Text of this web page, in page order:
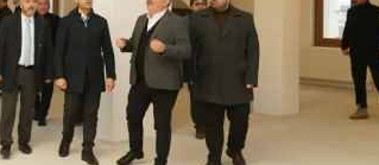
Gümüşhane
Hakkari
Hatay